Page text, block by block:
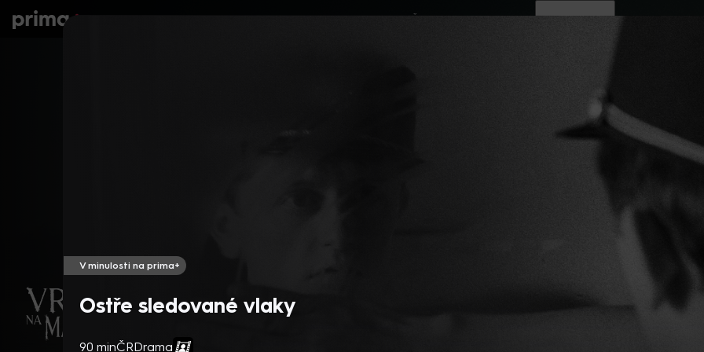
Zprávy Novinky Živě TV program Operátoři
V minulosti na prima+
Ostře sledované vlaky
90 minČRDrama
prima+